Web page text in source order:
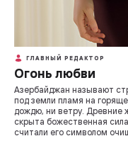
ГЛАВНЫЙ РЕДАКТОР
Огонь любви
Азербайджан называют
под земли пламя на
дождю, ни ветру. Древние
скрыта божественная
считали его символом